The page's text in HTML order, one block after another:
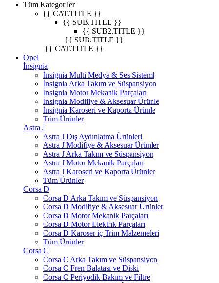
Tüm Kategoriler
{{ CAT.TITLE }}
{{ SUB.TITLE }}
{{ SUB2.TITLE }}
{{ SUB.TITLE }}
{{ CAT.TITLE }}
Opel
İnsignia
İnsignia Multi Medya & Ses Sisteml
İnsignia Arka Takım ve Süspansiyon
İnsignia Motor Mekanik Parçaları
İnsignia Modifiye & Aksesuar Ürünle
İnsignia Karoseri ve Kaporta Ürünle
Tüm Ürünler
Astra J
Astra J Dış Aydınlatma Ürünleri
Astra J Modifiye & Aksesuar Ürünler
Astra J Arka Takım ve Süspansiyon
Astra J Motor Mekanik Parçaları
Astra J Karoseri ve Kaporta Ürünler
Tüm Ürünler
Corsa D
Corsa D Arka Takım ve Süspansiyon
Corsa D Modifiye & Aksesuar Ürünler
Corsa D Motor Mekanik Parçaları
Corsa D Motor Elektrik Parçaları
Corsa D Karoser iç Trim Malzemeleri
Tüm Ürünler
Corsa C
Corsa C Arka Takım ve Süspansiyon
Corsa C Fren Balatası ve Diski
Corsa C Periyodik Bakım ve Filtre